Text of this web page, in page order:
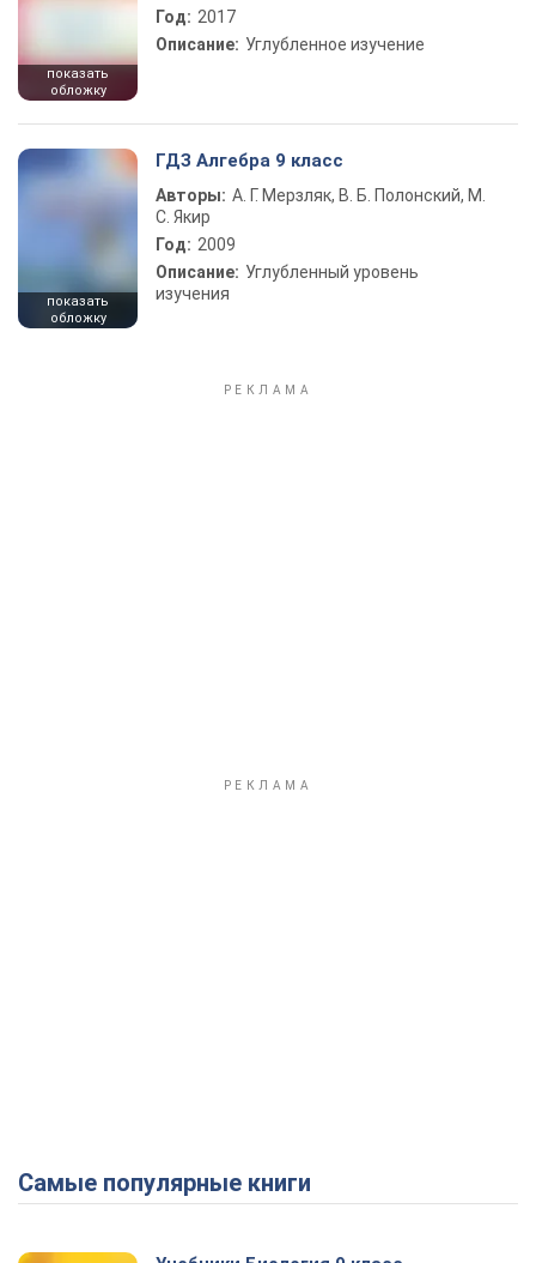
показать
обложку
Год: 2017
Описание: Углубленное изучение
показать
обложку
ГДЗ Алгебра 9 класс
Авторы: А. Г. Мерзляк, В. Б. Полонский, М.
С. Якир
Год: 2009
Описание: Углубленный уровень
изучения
Самые популярные книги